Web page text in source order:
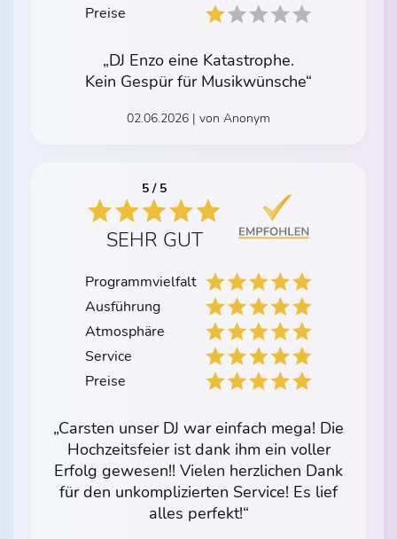
Preise
„DJ Enzo eine Katastrophe.
Kein Gespür für Musikwünsche“
02.06.2026 | von Anonym
5 / 5
SEHR GUT
Programmvielfalt
Ausführung
Atmosphäre
Service
Preise
„Carsten unser DJ war einfach mega! Die
Hochzeitsfeier ist dank ihm ein voller
Erfolg gewesen!! Vielen herzlichen Dank
für den unkomplizierten Service! Es lief
alles perfekt!“